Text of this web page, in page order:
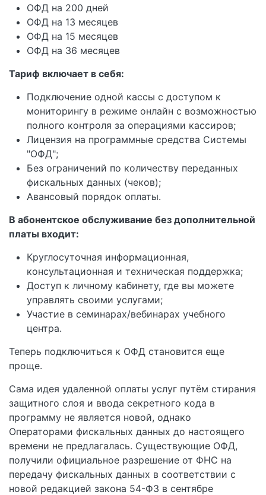
ОФД на 200 дней
ОФД на 13 месяцев
ОФД на 15 месяцев
ОФД на 36 месяцев
Тариф включает в себя:
Подключение одной кассы с доступом к
мониторингу в режиме онлайн с возможностью
полного контроля за операциями кассиров;
Лицензия на программные средства Системы
"ОФД";
Без ограничений по количеству переданных
фискальных данных (чеков);
Авансовый порядок оплаты.
В абонентское обслуживание без дополнительной
платы входит:
Круглосуточная информационная,
консультационная и техническая поддержка;
Доступ к личному кабинету, где вы можете
управлять своими услугами;
Участие в семинарах/вебинарах учебного
центра.
Теперь подключиться к ОФД становится еще
проще.
Сама идея удаленной оплаты услуг путём стирания
защитного слоя и ввода секретного кода в
программу не является новой, однако
Операторами фискальных данных до настоящего
времени не предлагалась. Существующие ОФД,
получили официальное разрешение от ФНС на
передачу фискальных данных в соответствии с
новой редакцией закона 54-ФЗ в сентябре